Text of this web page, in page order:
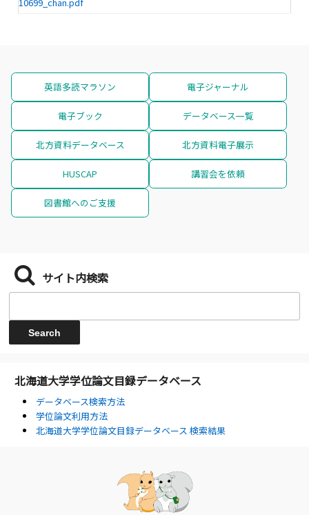
英語多読マラソン 電子ジャーナル
電子ブック データベース一覧
北方資料データベース 北方資料電子展示
HUSCAP 講習会を依頼
図書館へのご支援
サイト内検索
北海道大学学位論文目録データベース
データベース検索方法
学位論文利用方法
北海道大学学位論文目録データベース 検索結果